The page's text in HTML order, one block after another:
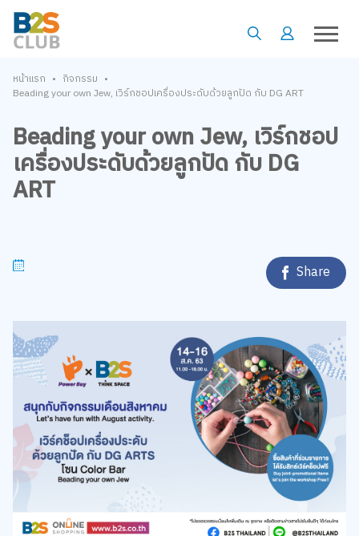
หน้าแรก • กิจกรรม •
Beading your own Jew, เวิร์กชอปเครื่องประดับด้วยลูกปัด กับ DG ART
Beading your own Jew, เวิร์กชอป
เครื่องประดับด้วยลูกปัด กับ DG
ART
Share